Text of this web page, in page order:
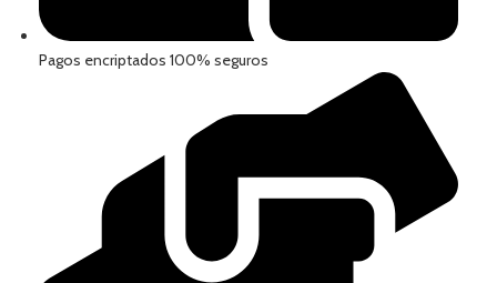
Pagos encriptados 100% seguros